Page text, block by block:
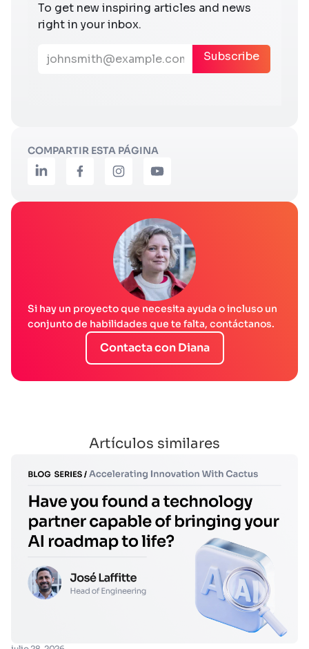
COMPARTIR ESTA PÁGINA
Si hay un proyecto que necesita ayuda o incluso un
conjunto de habilidades que te falta, contáctanos.
Contacta con Diana
Artículos similares